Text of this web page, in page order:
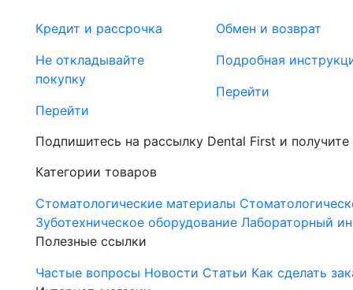
Кредит и рассрочка
Не откладывайте
покупку
Перейти
Обмен и возврат
Подробная
Перейти
Подпишитесь на рассылку Dental First и
Категории товаров
Стоматологические материалы
Зуботехническое оборудование Лабораторный
Полезные ссылки
Частые вопросы Новости Статьи Как сделать